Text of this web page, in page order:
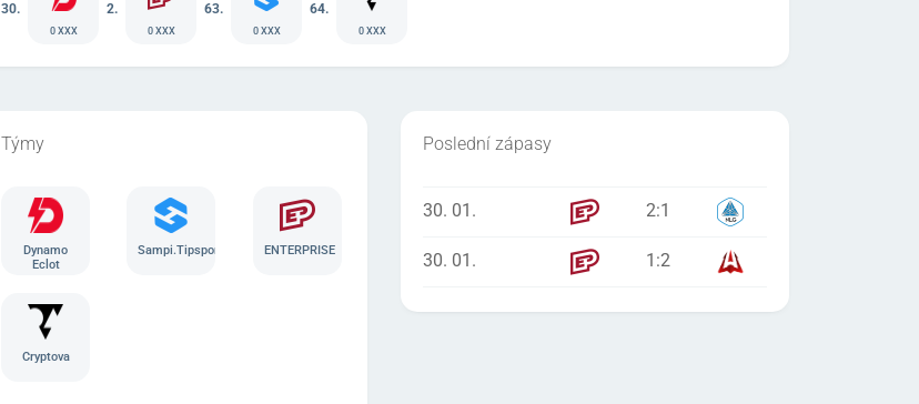
30.
0 XXX
2.
0 XXX
63.
0 XXX
64.
0 XXX
Týmy
Dynamo
Eclot
Sampi.Tipsport ENTERPRISE
Cryptova
Poslední zápasy
30. 01. 2:1
30. 01. 1 :2